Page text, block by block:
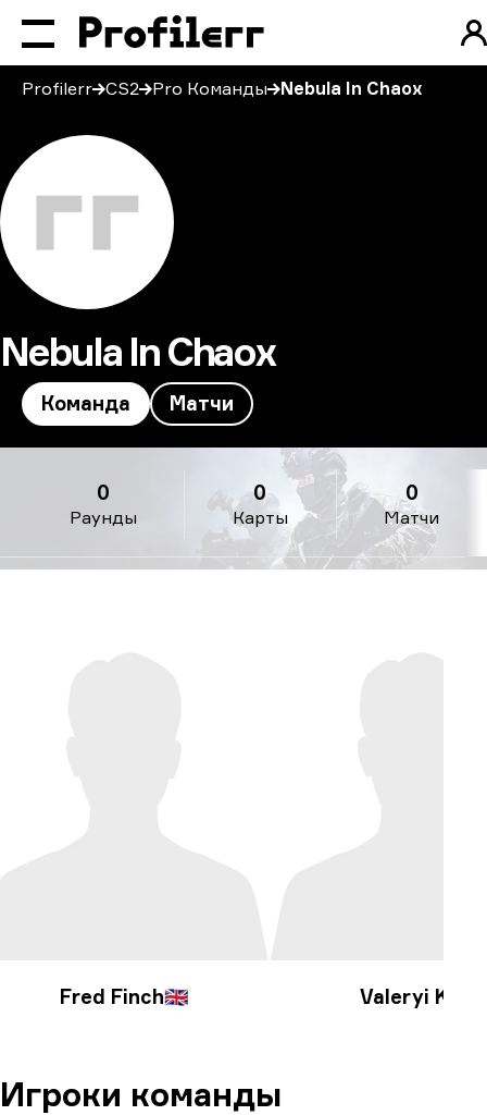
Profilerr CS2 Pro Команды Nebula In Chaox
Nebula In Chaox
Команда Матчи
Раунды
0
Карты
0
Матчи
0
Fred Finch🇬🇧 Valeryi Kim
Игроки команды